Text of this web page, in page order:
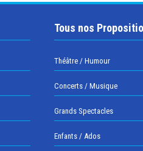
Tous nos
Théâtre / Humour
Concerts / Musique
Grands Spectacles
Enfants / Ados